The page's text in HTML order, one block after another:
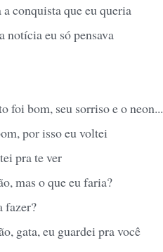
a conquista que eu queria
notícia eu só pensava
foi bom, seu sorriso e o neon...
por isso eu voltei
pra te ver
mas o que eu faria?
fazer?
gata, eu guardei pra você